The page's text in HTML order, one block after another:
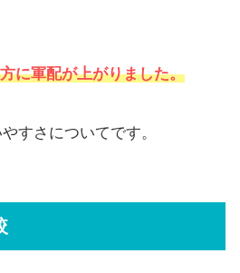
に軍配が上がりました。
すさについてです。